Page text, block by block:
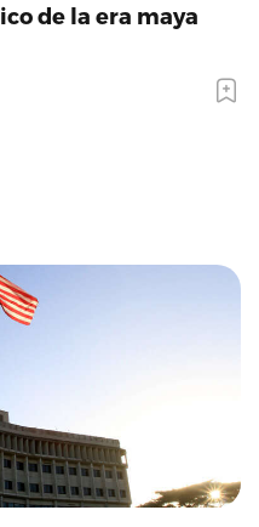
de la era maya